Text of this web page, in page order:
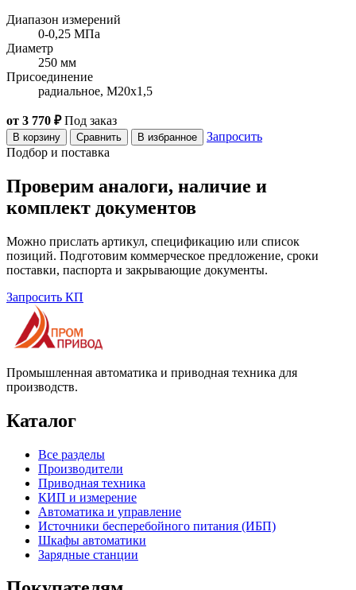
Диапазон измерений
0-0,25 МПа
Диаметр
250 мм
Присоединение
радиальное, M20x1,5
от 3 770 ₽ Под заказ
В корзину Сравнить В избранное
Запросить
Подбор и поставка
Проверим аналоги, наличие и
комплект документов
Можно прислать артикул, спецификацию или список
позиций. Подготовим коммерческое предложение, сроки
поставки, паспорта и закрывающие документы.
Запросить КП
Промышленная автоматика и приводная техника для
производств.
Каталог
Все разделы
Производители
Приводная техника
КИП и измерение
Автоматика и управление
Источники бесперебойного питания (ИБП)
Шкафы автоматики
Зарядные станции